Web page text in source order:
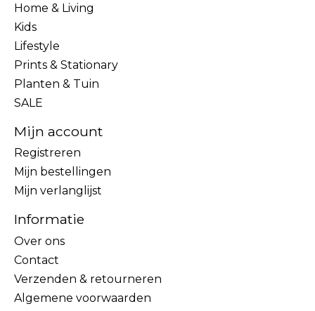
Home & Living
Kids
Lifestyle
Prints & Stationary
Planten & Tuin
SALE
Mijn account
Registreren
Mijn bestellingen
Mijn verlanglijst
Informatie
Over ons
Contact
Verzenden & retourneren
Algemene voorwaarden